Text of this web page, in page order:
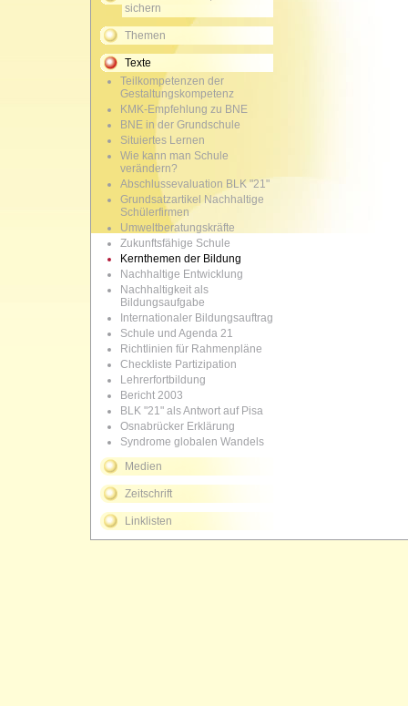
sichern
Themen
Texte
Teilkompetenzen der
Gestaltungskompetenz
KMK-Empfehlung zu BNE
BNE in der Grundschule
Situiertes Lernen
Wie kann man Schule
verändern?
Abschlussevaluation BLK "21"
Grundsatzartikel Nachhaltige
Schülerfirmen
Umweltberatungskräfte
Zukunftsfähige Schule
Kernthemen der Bildung
Nachhaltige Entwicklung
Nachhaltigkeit als
Bildungsaufgabe
Internationaler Bildungsauftrag
Schule und Agenda 21
Richtlinien für Rahmenpläne
Checkliste Partizipation
Lehrerfortbildung
Bericht 2003
BLK "21" als Antwort auf Pisa
Osnabrücker Erklärung
Syndrome globalen Wandels
Medien
Zeitschrift
Linklisten